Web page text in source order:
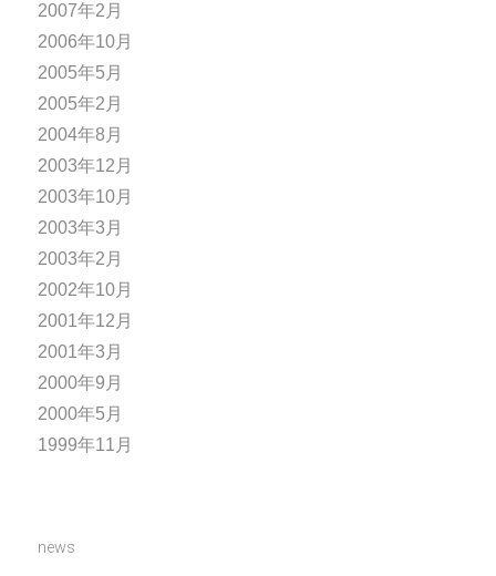
2007年2月
2006年10月
2005年5月
2005年2月
2004年8月
2003年12月
2003年10月
2003年3月
2003年2月
2002年10月
2001年12月
2001年3月
2000年9月
2000年5月
1999年11月
news